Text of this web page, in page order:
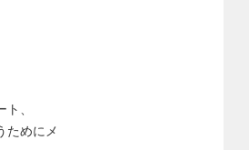
、
ためにメ